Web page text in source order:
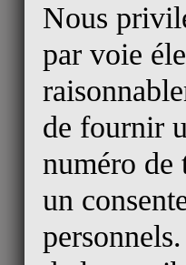
Nous
par voie
de fournir
numéro de
un